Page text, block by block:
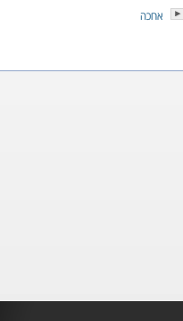
אחכה